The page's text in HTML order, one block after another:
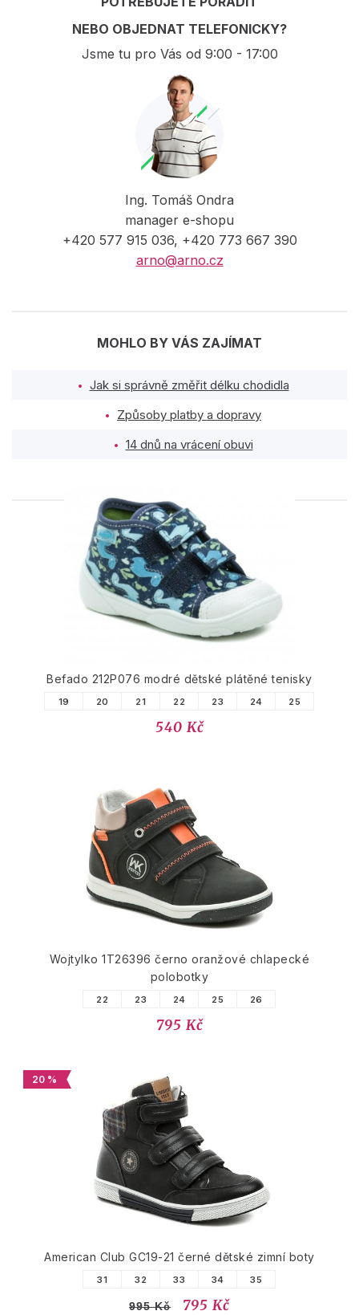
NEBO OBJEDNAT TELEFONICKY?
Jsme tu pro Vás od 9:00 - 17:00
Ing. Tomáš Ondra
manager e-shopu
+420 577 915 036, +420 773 667 390
arno@arno.cz
MOHLO BY VÁS ZAJÍMAT
Jak si správně změřit délku chodidla
Způsoby platby a dopravy
14 dnů na vrácení obuvi
PODOBNÉ PRODUKTY
Befado 212P076 modré dětské plátěné tenisky
19 20 21 22 23 24 25
540 Kč
Wojtylko 1T26396 černo oranžové chlapecké
polobotky
22 23 24 25 26
795 Kč
20 %
American Club GC19-21 černé dětské zimní boty
31 32 33 34 35
995 Kč 795 Kč